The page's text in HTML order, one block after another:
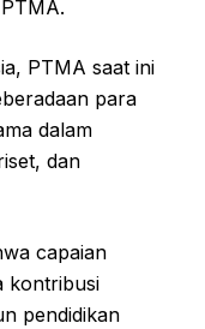
PTMA saat ini
para
dalam
dan
capaian
kontribusi
pendidikan